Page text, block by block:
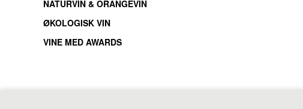
NATURVIN & ORANGEVIN
ØKOLOGISK VIN
VINE MED AWARDS